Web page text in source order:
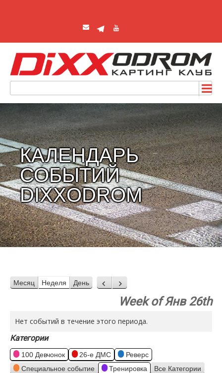
КАЛЕНДАРЬ
СОБЫТИЙ
DIXXODROM
Месяц Неделя День Назад
Вперед
Week of Янв 26th
Нет событий в течение этого периода.
Категории
100 Девчонок 26-е ДМС
Реверс
Специальное событие
Тренировка Все Категории